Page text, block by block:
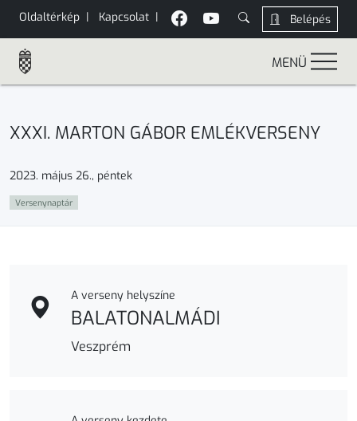
Oldaltérkép | Kapcsolat | Belépés
MENÜ
XXXI. MARTON GÁBOR EMLÉKVERSENY
2023. május 26., péntek
Versenynaptár
A verseny helyszíne
BALATONALMÁDI
Veszprém